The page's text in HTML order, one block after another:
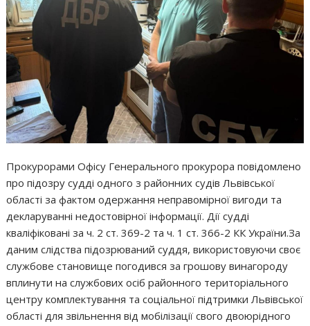
Прокурорами Офісу Генерального прокурора повідомлено
про підозру судді одного з районних судів Львівської
області за фактом одержання неправомірної вигоди та
декларуванні недостовірної інформації. Дії судді
кваліфіковані за ч. 2 ст. 369-2 та ч. 1 ст. 366-2 КК України.За
даним слідства підозрюваний суддя, використовуючи своє
службове становище погодився за грошову винагороду
вплинути на службових осіб районного територіального
центру комплектування та соціальної підтримки Львівської
області для звільнення від мобілізації свого двоюрідного